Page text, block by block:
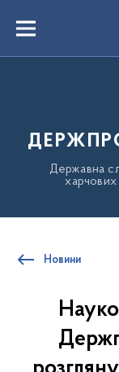
вмістуMenu
Державна
харчових
Новини